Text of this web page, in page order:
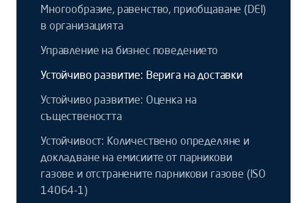
Многообразие, равенство, приобщаване (DEI)
в организацията
Управление на бизнес поведението
Устойчиво развитие: Верига на доставки
Устойчиво развитие: Оценка на
съществеността
Устойчивост: Количествено определяне и
докладване на емисиите от парникови
газове и отстранените парникови газове (ISO
14064-1)